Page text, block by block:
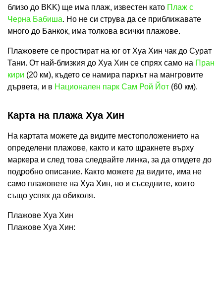
близо до BKK) ще има плаж, известен като Плаж с
Черна Бабиша. Но не си струва да се приближавате
много до Банкок, има толкова всички плажове.
Плажовете се простират на юг от Хуа Хин чак до Сурат
Тани. От най-близкия до Хуа Хин се спрях само на Пран
кири (20 км), където се намира паркът на мангровите
дървета, и в Национален парк Сам Рой Йот (60 км).
Карта на плажа Хуа Хин
На картата можете да видите местоположението на
определени плажове, както и като щракнете върху
маркера и след това следвайте линка, за да отидете до
подробно описание. Както можете да видите, има не
само плажовете на Хуа Хин, но и съседните, които
също успях да обиколя.
Плажове Хуа Хин
Плажове Хуа Хин: